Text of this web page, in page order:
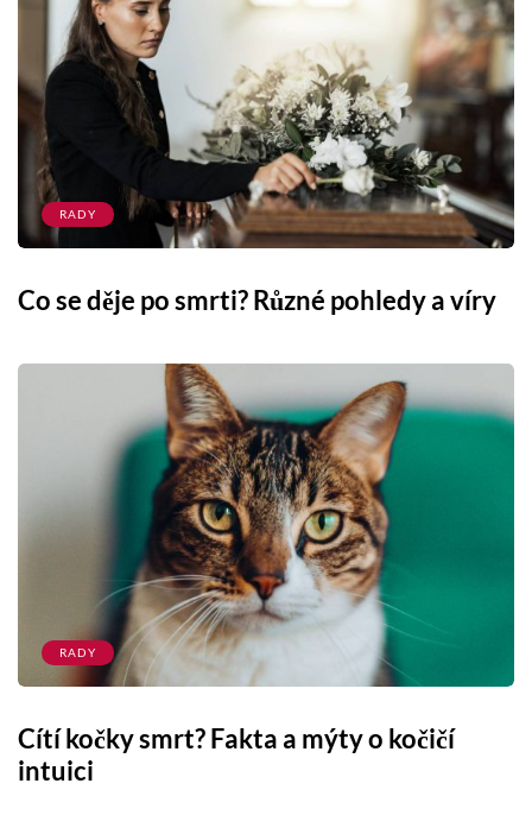
RADY
Co se děje po smrti? Různé pohledy a víry
RADY
Cítí kočky smrt? Fakta a mýty o kočičí
intuici